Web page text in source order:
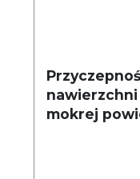
mokrej